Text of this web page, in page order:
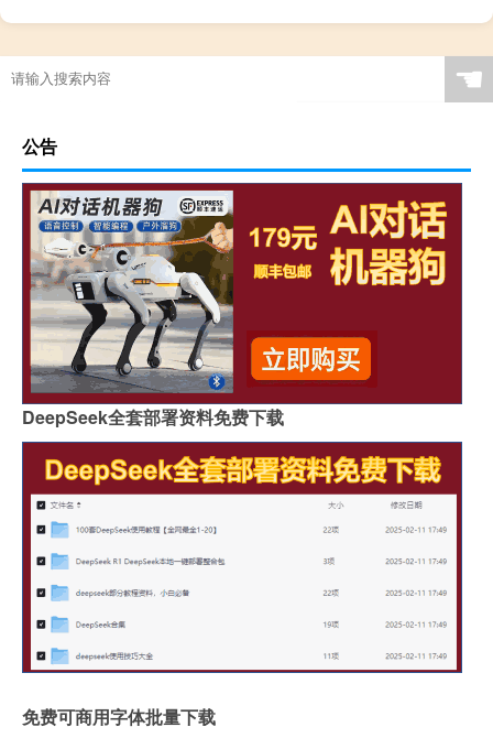
☚
公告
DeepSeek全套部署资料免费下载
免费可商用字体批量下载